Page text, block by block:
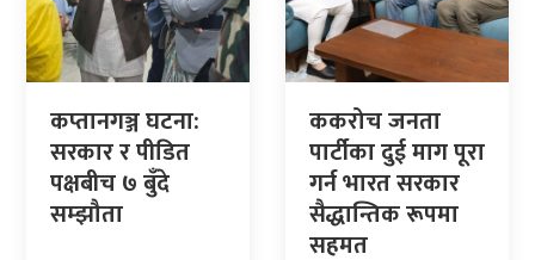
कप्तानगञ्ज घटना:
सरकार र पीडित
पक्षबीच ७ बुँदे
सम्झौता
ककरोच जनता
पार्टीका दुई माग पूरा
गर्न भारत सरकार
सैद्धान्तिक रूपमा
सहमत